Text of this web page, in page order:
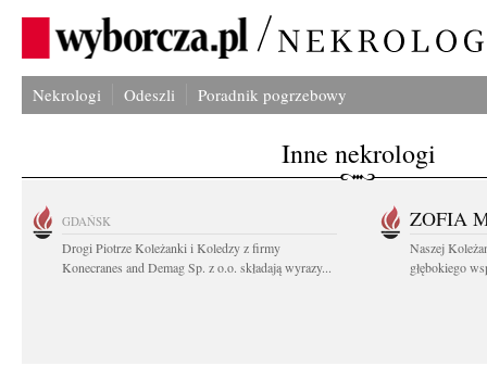
Nekrologi Odeszli Poradnik pogrzebowy
Inne nekrologi
GDAŃSK
Drogi Piotrze Koleżanki i Koledzy z firmy
Konecranes and Demag Sp. z o.o. składają wyrazy...
ZOFIA
Naszej
głębokiego